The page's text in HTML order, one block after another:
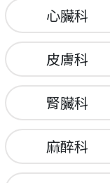
心臟科
皮膚科
腎臟科
麻醉科